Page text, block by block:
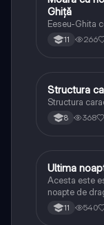
Ghiță
Eeseu-Ghita
11 266
Limba și
Structura
Structura
8 368
Limba și
Ultima
Acesta este
noapte de
Petrescu
11 540